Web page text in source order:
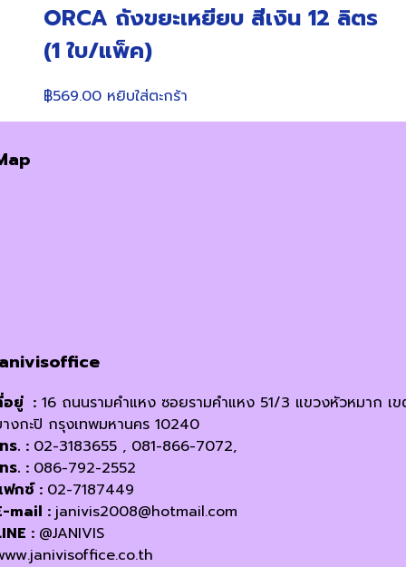
ORCA ถังขยะเหยียบ สีเงิน 12 ลิตร
(1 ใบ/แพ็ค)
฿569.00 หยิบใส่ตะกร้า
อยู่ : 16 ถนนรามคำแหง ซอยรามคำแหง 51/3 แขวงหัวหมาก เ
งกะปิ กรุงเทพมหานคร 10240
ร. : 02-3183655 , 081-866-7072,
ร. : 086-792-2552
กซ์ : 02-7187449
mail : janivis2008@hotmail.com
: @JANIVIS